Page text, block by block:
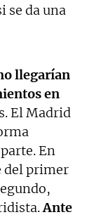
se da una
llegarían
en
El Madrid
En
del primer
Ante